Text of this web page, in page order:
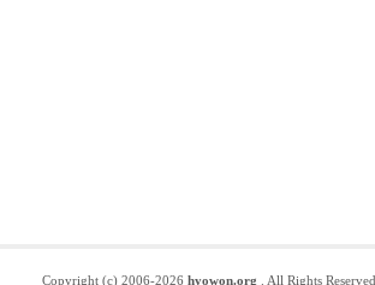
Copyright (c) 2006-2026 hyowon.org . All Rights Reserved.